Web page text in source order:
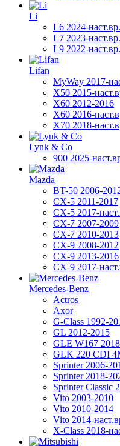
Li
L6 2024-наст.вр.
L7 2023-наст.вр.
L9 2022-наст.вр.
Lifan
MyWay 2017-
X50 2015-
X60 2012-2016
X60 2016-
X70 2018-
Lynk & Co
900 2025-
Mazda
BT-50 2006-
CX-5 2011-2017
CX-5 2017-
CX-7 2007-2009
CX-7 2010-2013
CX-9 2008-2012
CX-9 2013-2016
CX-9 2017-
Mercedes-Benz
Actros
Axor
G-Class 1992-
GL 2012-2015
GLE W167
GLK 220 CDI
Sprinter 2006-
Sprinter 2018-
Sprinter Classic
Vito 2003-2010
Vito 2010-2014
Vito 2014-
X-Class 2018-